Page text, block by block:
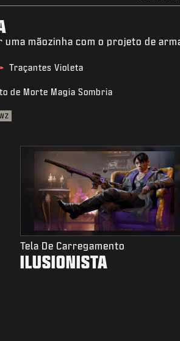
uma mãozinha com o projeto de
Traçantes Violeta
de Morte Magia Sombria
Tela De Carregamento
ILUSIONISTA